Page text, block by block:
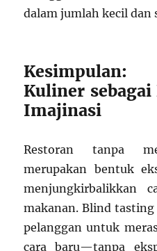
dalam jumlah kecil dan
Kuliner sebagai
Imajinasi
Restoran tanpa
merupakan bentuk
menjungkirbalikkan
makanan. Blind
pelanggan untuk
cara baru—tanpa